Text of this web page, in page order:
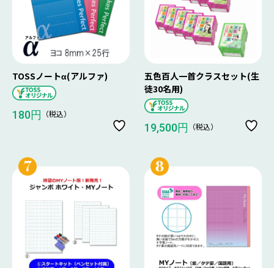
TOSSノートα(アルファ)
180円 （税込）
五色百人一首クラスセット(生
徒30名用)
19,500円 （税込）